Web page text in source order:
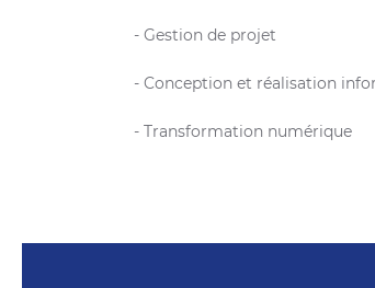
- Gestion de projet
- Conception et réalisation
- Transformation numérique